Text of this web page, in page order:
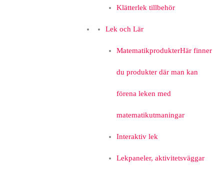
Klätterlek tillbehör
Lek och Lär
MatematikprodukterHär finner
du produkter där man kan
förena leken med
matematikutmaningar
Interaktiv lek
Lekpaneler, aktivitetsväggar